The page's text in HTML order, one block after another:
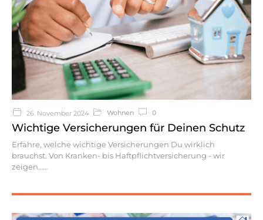
26. November 2024 Wohnen 0
Wichtige Versicherungen für Deinen Schutz
Erfahre, welche wichtige Versicherungen Du wirklich
brauchst. Von Kranken- bis Haftpflichtversicherung - wir
zeigen…